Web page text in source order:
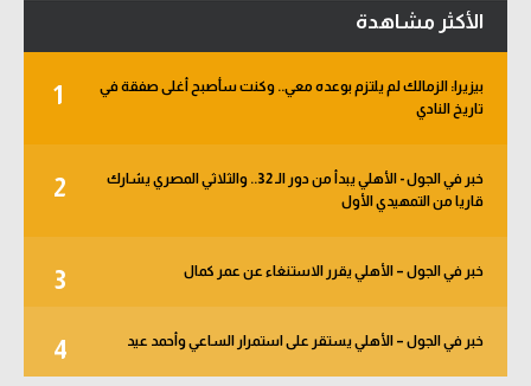
الأكثر مشاهدة
1
بيزيرا: الزمالك لم يلتزم بوعده معي.. وكنت سأصبح أغلى صفقة في
تاريخ النادي
2
خبر في الجول - الأهلي يبدأ من دور الـ 32.. والثلاثي المصري يشارك
قاريا من التمهيدي الأول
3 خبر في الجول – الأهلي يقرر الاستنغاء عن عمر كمال
4 خبر في الجول – الأهلي يستقر على استمرار الساعي وأحمد عيد